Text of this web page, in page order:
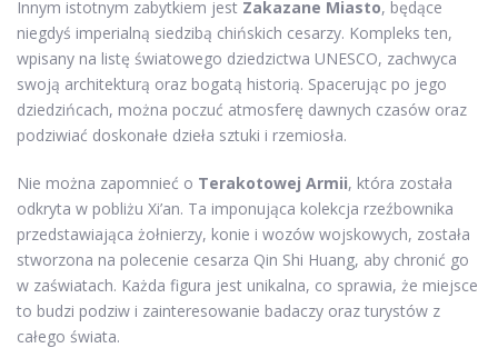
Innym istotnym zabytkiem jest Zakazane Miasto, będące
niegdyś imperialną siedzibą chińskich cesarzy. Kompleks ten,
wpisany na listę światowego dziedzictwa UNESCO, zachwyca
swoją architekturą oraz bogatą historią. Spacerując po jego
dziedzińcach, można poczuć atmosferę dawnych czasów oraz
podziwiać doskonałe dzieła sztuki i rzemiosła.
Nie można zapomnieć o Terakotowej Armii, która została
odkryta w pobliżu Xi’an. Ta imponująca kolekcja rzeźbownika
przedstawiająca żołnierzy, konie i wozów wojskowych, została
stworzona na polecenie cesarza Qin Shi Huang, aby chronić go
w zaświatach. Każda figura jest unikalna, co sprawia, że miejsce
to budzi podziw i zainteresowanie badaczy oraz turystów z
całego świata.